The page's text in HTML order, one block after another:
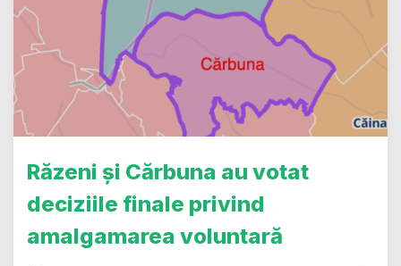
Răzeni și Cărbuna au votat
deciziile finale privind
amalgamarea voluntară